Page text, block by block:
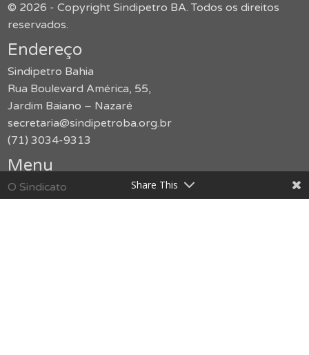
© 2026 - Copyright Sindipetro BA. Todos os direitos
reservados.
Endereço
Sindipetro Bahia
Rua Boulevard América, 55,
Jardim Baiano – Nazaré
secretaria@sindipetroba.org.br
(71) 3034-9313
Menu
O Sindicato
Share This